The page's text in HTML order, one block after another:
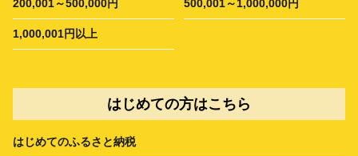
200,001～500,000円 500,001～1,000,000円
1,000,001円以上
はじめての方はこちら
はじめてのふるさと納税